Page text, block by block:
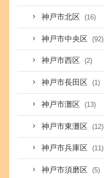
神戸市北区 (16)
神戸市中央区 (92)
神戸市西区 (2)
神戸市長田区 (1)
神戸市灘区 (13)
神戸市東灘区 (12)
神戸市兵庫区 (11)
神戸市須磨区 (5)